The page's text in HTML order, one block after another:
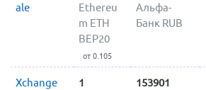
ale
Ethereu
m ETH
BEP20
от 0.105
Альфа-
Банк RUB
Xchange
1
153901